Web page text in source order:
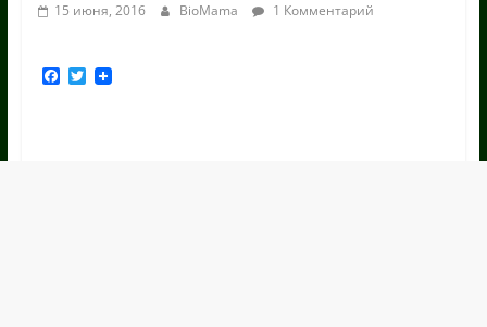
15 июня, 2016 BioMama 1 Комментарий
F T